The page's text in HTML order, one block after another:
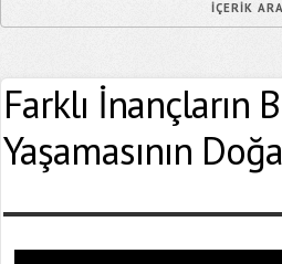
Farklı İnançların
Yaşamasının
Yaşadığınız Hatanın Ayrıntıları